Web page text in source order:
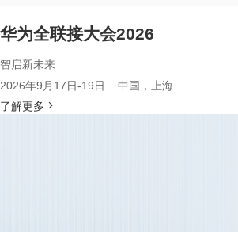
华为全联接大会2026
智启新未来
2026年9月17日-19日 中国，上海
了解更多